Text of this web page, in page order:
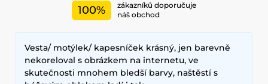
100%
zákazníků doporučuje
náš obchod
Vesta/ motýlek/ kapesníček krásný, jen barevně
nekoreloval s obrázkem na internetu, ve
skutečnosti mnohem bledší barvy, naštěstí s